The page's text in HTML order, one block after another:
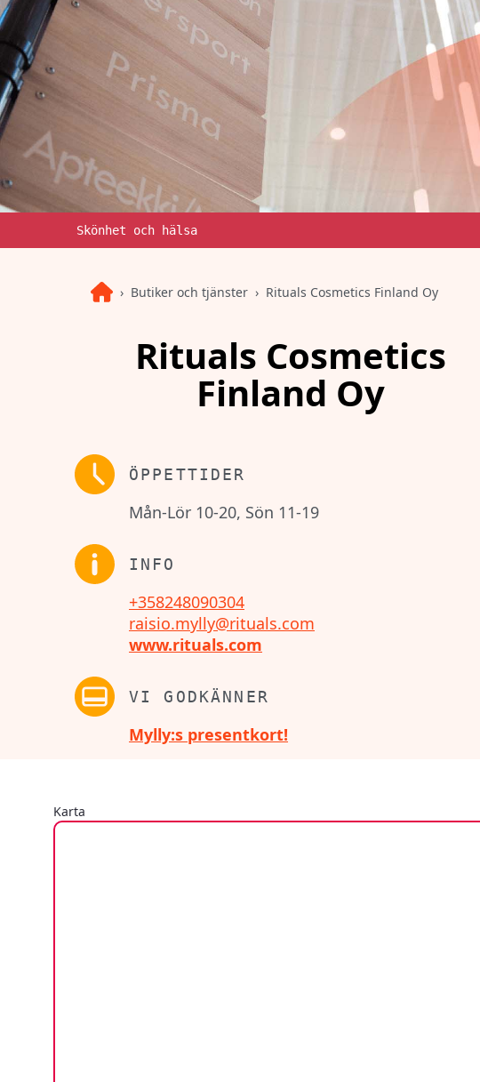
Skönhet och hälsa
Butiker och tjänster Rituals Cosmetics Finland Oy
Rituals Cosmetics
Finland Oy
ÖPPETTIDER
Mån-Lör 10-20, Sön 11-19
INFO
+358248090304
raisio.mylly@rituals.com
www.rituals.com
VI GODKÄNNER
Mylly:s presentkort!
Karta